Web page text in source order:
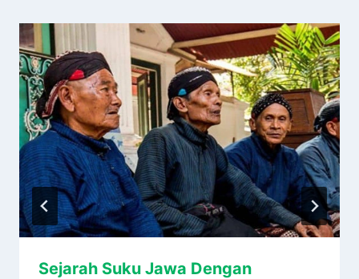
Sejarah Suku Jawa Dengan